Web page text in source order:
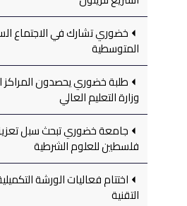
خضوري تشارك في الاجتماع
المتوسطية
طلبة خضوري يحصدون
وزارة التعليم العالي
جامعة خضوري تبحث سبل
فلسطين للعلوم الشرطية
اختتام فعاليات الورشة
التقنية